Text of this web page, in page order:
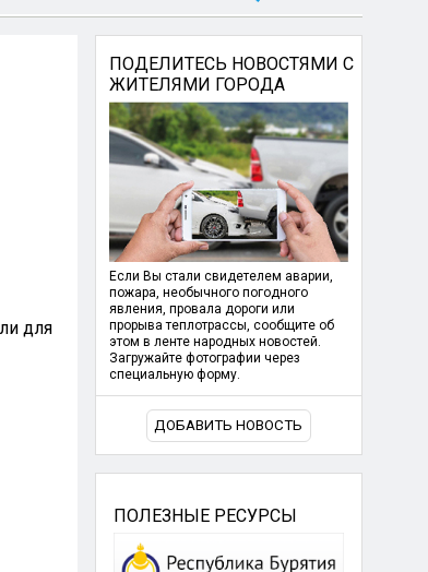
для
ПОДЕЛИТЕСЬ НОВОСТЯМИ С
ЖИТЕЛЯМИ ГОРОДА
Если Вы стали свидетелем аварии,
пожара, необычного погодного
явления, провала дороги или
прорыва теплотрассы, сообщите об
этом в ленте народных новостей.
Загружайте фотографии через
специальную форму.
ДОБАВИТЬ НОВОСТЬ
ПОЛЕЗНЫЕ РЕСУРСЫ